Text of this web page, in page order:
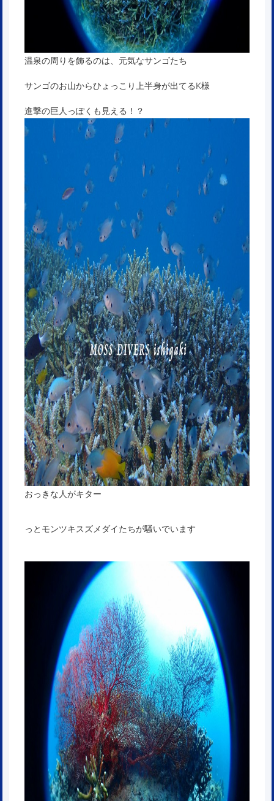
温泉の周りを飾るのは、元気なサンゴたち
サンゴのお山からひょっこり上半身が出てるK様
進撃の巨人っぽくも見える！？
おっきな人がキター
っとモンツキスズメダイたちが騒いでいます